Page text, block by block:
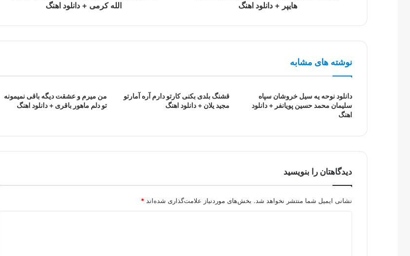
هایپر + دانلود اهنگ
الله کرمی + دانلود اهنگ
نوشته های مشابه
دانلود نوحه یه سیل خروشان سپاه
سلیمان محمد حسین پویانفر + دانلود
اهنگ
قشنگ بلدی بکنی کارتو دارم آره آمارتو
مجید یلان + دانلود اهنگ
من میرم و عشقت دیگه باقی نمیمونه
تو دلم ماهور باقری + دانلود اهنگ
دیدگاهتان را بنویسید
نشانی ایمیل شما منتشر نخواهد شد. بخش‌های موردنیاز علامت‌گذاری شده‌اند *